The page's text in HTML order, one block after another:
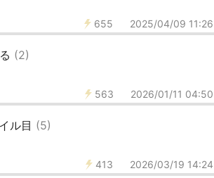
655 2025/04/09 11:26
(2)
563 2026/01/11 04:50
ル目 (5)
413 2026/03/19 14:24